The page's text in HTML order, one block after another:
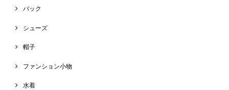
バック
シューズ
帽子
ファンション小物
水着